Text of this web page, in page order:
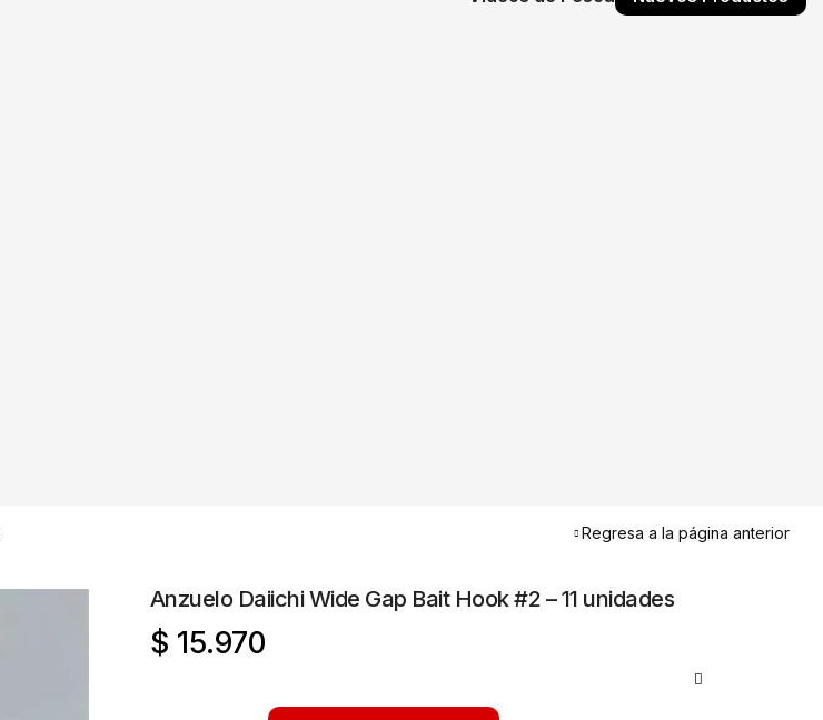
Regresa a la página anterior
Anzuelo Daiichi Wide Gap Bait Hook #2 – 11 unidades
$ 15.970